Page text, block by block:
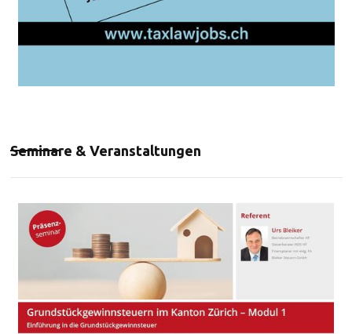
Seminare & Veranstaltungen